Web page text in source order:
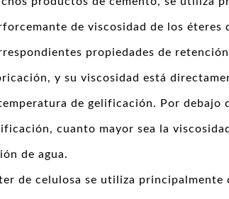
de viscosidad de los éteres
propiedades de
y su viscosidad está
de gelificación. Por debajo
cuanto mayor sea la
de agua.
de celulosa se utiliza principalmente